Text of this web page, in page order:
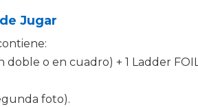
Jugar
o en cuadro) + 1 Ladder
foto).